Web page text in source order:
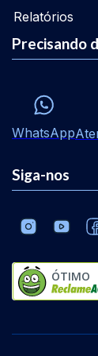
Relatórios
Precisando
WhatsApp
Siga-nos
ÓTIMO